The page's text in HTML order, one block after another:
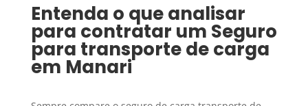
Entenda o que analisar
para contratar um Seguro
para transporte de carga
em Manari